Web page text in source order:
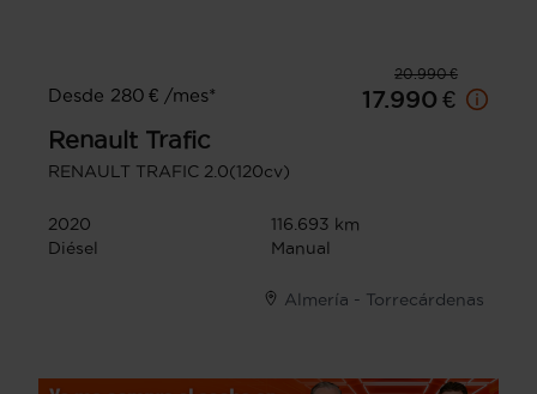
20.990 €
Desde 280 € /mes*
17.990 €
Renault Trafic
RENAULT TRAFIC 2.0(120cv)
2020
116.693 km
Diésel
Manual
Almería - Torrecárdenas